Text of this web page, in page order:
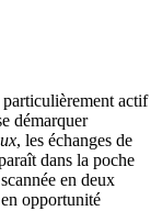
particulièrement actif
démarquer
, les échanges de
dans la poche
en deux
opportunité